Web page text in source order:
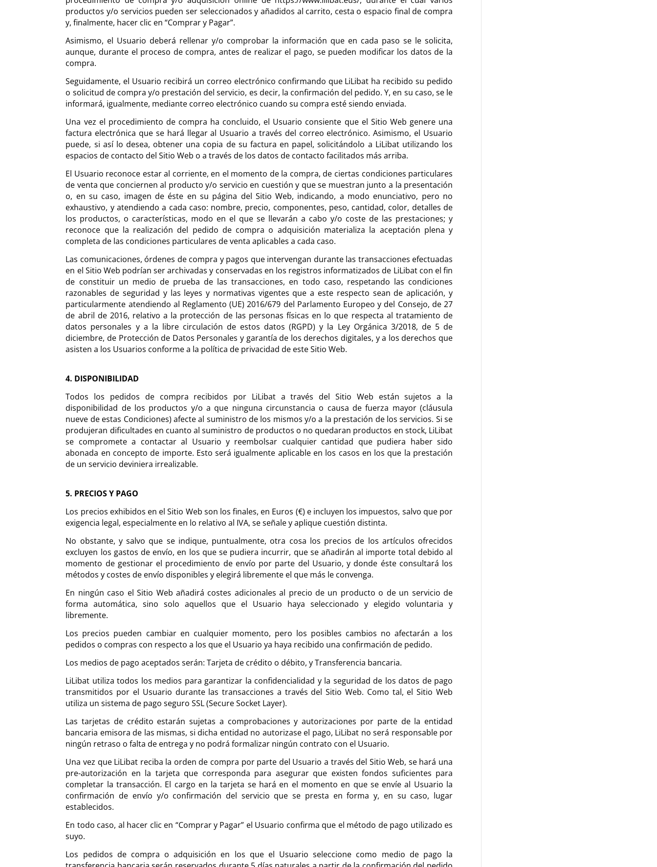
productos y/o servicios pueden ser seleccionados y añadidos al carrito, cesta o espacio final de compra
y, finalmente, hacer clic en “Comprar y Pagar”.
Asimismo, el Usuario deberá rellenar y/o comprobar la información que en cada paso se le solicita,
aunque, durante el proceso de compra, antes de realizar el pago, se pueden modificar los datos de la
compra.
Seguidamente, el Usuario recibirá un correo electrónico confirmando que LiLibat ha recibido su pedido
o solicitud de compra y/o prestación del servicio, es decir, la confirmación del pedido. Y, en su caso, se le
informará, igualmente, mediante correo electrónico cuando su compra esté siendo enviada.
Una vez el procedimiento de compra ha concluido, el Usuario consiente que el Sitio Web genere una
factura electrónica que se hará llegar al Usuario a través del correo electrónico. Asimismo, el Usuario
puede, si así lo desea, obtener una copia de su factura en papel, solicitándolo a LiLibat utilizando los
espacios de contacto del Sitio Web o a través de los datos de contacto facilitados más arriba.
El Usuario reconoce estar al corriente, en el momento de la compra, de ciertas condiciones particulares
de venta que conciernen al producto y/o servicio en cuestión y que se muestran junto a la presentación
o, en su caso, imagen de éste en su página del Sitio Web, indicando, a modo enunciativo, pero no
exhaustivo, y atendiendo a cada caso: nombre, precio, componentes, peso, cantidad, color, detalles de
los productos, o características, modo en el que se llevarán a cabo y/o coste de las prestaciones; y
reconoce que la realización del pedido de compra o adquisición materializa la aceptación plena y
completa de las condiciones particulares de venta aplicables a cada caso.
Las comunicaciones, órdenes de compra y pagos que intervengan durante las transacciones efectuadas
en el Sitio Web podrían ser archivadas y conservadas en los registros informatizados de LiLibat con el fin
de constituir un medio de prueba de las transacciones, en todo caso, respetando las condiciones
razonables de seguridad y las leyes y normativas vigentes que a este respecto sean de aplicación, y
particularmente atendiendo al Reglamento (UE) 2016/679 del Parlamento Europeo y del Consejo, de 27
de abril de 2016, relativo a la protección de las personas físicas en lo que respecta al tratamiento de
datos personales y a la libre circulación de estos datos (RGPD) y la Ley Orgánica 3/2018, de 5 de
diciembre, de Protección de Datos Personales y garantía de los derechos digitales, y a los derechos que
asisten a los Usuarios conforme a la política de privacidad de este Sitio Web.
4. DISPONIBILIDAD
Todos los pedidos de compra recibidos por LiLibat a través del Sitio Web están sujetos a la
disponibilidad de los productos y/o a que ninguna circunstancia o causa de fuerza mayor (cláusula
nueve de estas Condiciones) afecte al suministro de los mismos y/o a la prestación de los servicios. Si se
produjeran dificultades en cuanto al suministro de productos o no quedaran productos en stock, LiLibat
se compromete a contactar al Usuario y reembolsar cualquier cantidad que pudiera haber sido
abonada en concepto de importe. Esto será igualmente aplicable en los casos en los que la prestación
de un servicio deviniera irrealizable.
5. PRECIOS Y PAGO
Los precios exhibidos en el Sitio Web son los finales, en Euros (€) e incluyen los impuestos, salvo que por
exigencia legal, especialmente en lo relativo al IVA, se señale y aplique cuestión distinta.
No obstante, y salvo que se indique, puntualmente, otra cosa los precios de los artículos ofrecidos
excluyen los gastos de envío, en los que se pudiera incurrir, que se añadirán al importe total debido al
momento de gestionar el procedimiento de envío por parte del Usuario, y donde éste consultará los
métodos y costes de envío disponibles y elegirá libremente el que más le convenga.
En ningún caso el Sitio Web añadirá costes adicionales al precio de un producto o de un servicio de
forma automática, sino solo aquellos que el Usuario haya seleccionado y elegido voluntaria y
libremente.
Los precios pueden cambiar en cualquier momento, pero los posibles cambios no afectarán a los
pedidos o compras con respecto a los que el Usuario ya haya recibido una confirmación de pedido.
Los medios de pago aceptados serán: Tarjeta de crédito o débito, y Transferencia bancaria.
LiLibat utiliza todos los medios para garantizar la confidencialidad y la seguridad de los datos de pago
transmitidos por el Usuario durante las transacciones a través del Sitio Web. Como tal, el Sitio Web
utiliza un sistema de pago seguro SSL (Secure Socket Layer).
Las tarjetas de crédito estarán sujetas a comprobaciones y autorizaciones por parte de la entidad
bancaria emisora de las mismas, si dicha entidad no autorizase el pago, LiLibat no será responsable por
ningún retraso o falta de entrega y no podrá formalizar ningún contrato con el Usuario.
Una vez que LiLibat reciba la orden de compra por parte del Usuario a través del Sitio Web, se hará una
pre-autorización en la tarjeta que corresponda para asegurar que existen fondos suficientes para
completar la transacción. El cargo en la tarjeta se hará en el momento en que se envíe al Usuario la
confirmación de envío y/o confirmación del servicio que se presta en forma y, en su caso, lugar
establecidos.
En todo caso, al hacer clic en “Comprar y Pagar” el Usuario confirma que el método de pago utilizado es
suyo.
Los pedidos de compra o adquisición en los que el Usuario seleccione como medio de pago la